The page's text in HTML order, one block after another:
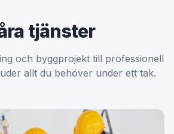
tjänster
och byggprojekt till professionell
allt du behöver under ett tak.